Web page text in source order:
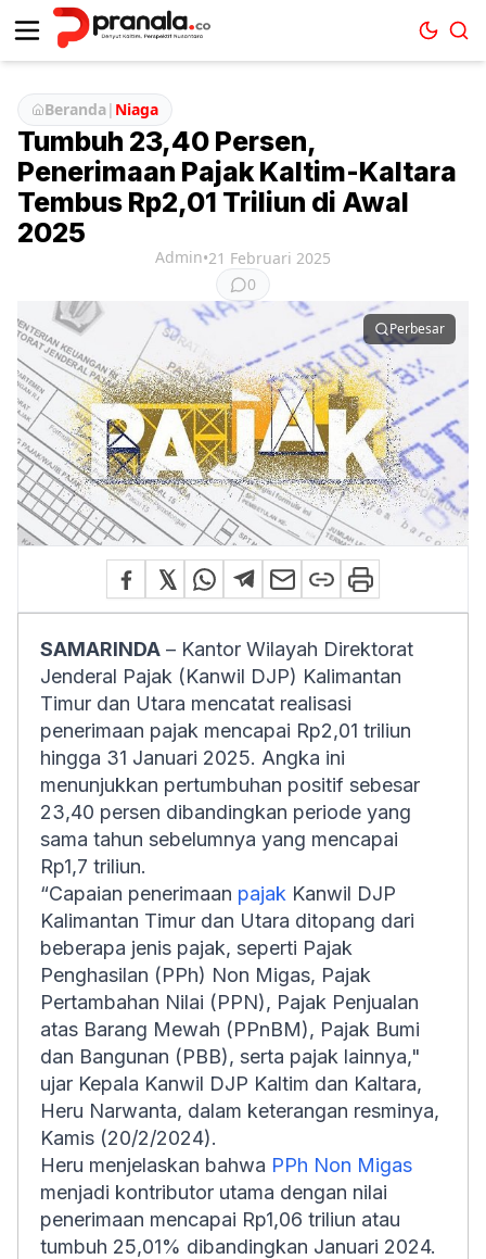
Beranda| Niaga
Tumbuh 23,40 Persen,
Penerimaan Pajak Kaltim-Kaltara
Tembus Rp2,01 Triliun di Awal
2025
Admin•21 Februari 2025
0
Perbesar
SAMARINDA – Kantor Wilayah Direktorat
Jenderal Pajak (Kanwil DJP) Kalimantan
Timur dan Utara mencatat realisasi
penerimaan pajak mencapai Rp2,01 triliun
hingga 31 Januari 2025. Angka ini
menunjukkan pertumbuhan positif sebesar
23,40 persen dibandingkan periode yang
sama tahun sebelumnya yang mencapai
Rp1,7 triliun.
“Capaian penerimaan pajak Kanwil DJP
Kalimantan Timur dan Utara ditopang dari
beberapa jenis pajak, seperti Pajak
Penghasilan (PPh) Non Migas, Pajak
Pertambahan Nilai (PPN), Pajak Penjualan
atas Barang Mewah (PPnBM), Pajak Bumi
dan Bangunan (PBB), serta pajak lainnya,"
ujar Kepala Kanwil DJP Kaltim dan Kaltara,
Heru Narwanta, dalam keterangan resminya,
Kamis (20/2/2024).
Heru menjelaskan bahwa PPh Non Migas
menjadi kontributor utama dengan nilai
penerimaan mencapai Rp1,06 triliun atau
tumbuh 25,01% dibandingkan Januari 2024.